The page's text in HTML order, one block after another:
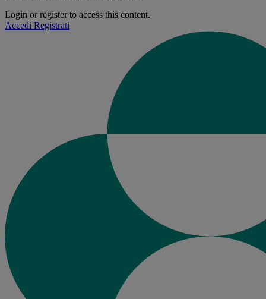
Login or register to access this content.
Accedi Registrati